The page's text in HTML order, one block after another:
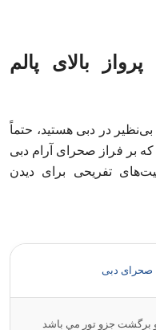
بالای پالم
در دبی هستید، حتماً
که بر فراز صحرای آرام دبی
تفریحی برای دیدن
صحرای دبی
برگشت جزو تور مي باشد